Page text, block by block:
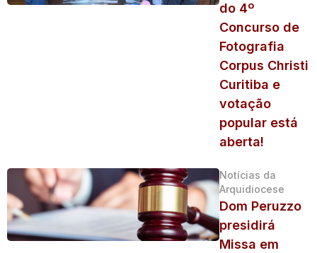
do 4º
Concurso de
Fotografia
Corpus Christi
Curitiba e
votação
popular está
aberta!
Notícias da
Arquidiocese
Dom Peruzzo
presidirá
Missa em